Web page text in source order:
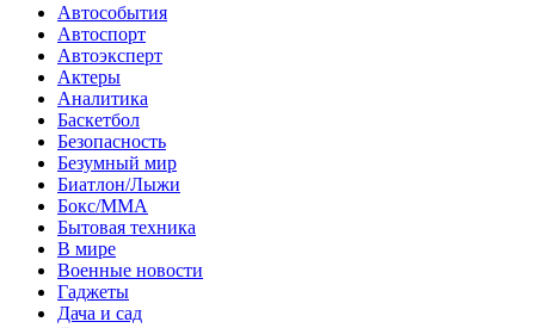
Автособытия
Автоспорт
Автоэксперт
Актеры
Аналитика
Баскетбол
Безопасность
Безумный мир
Биатлон/Лыжи
Бокс/MMA
Бытовая техника
В мире
Военные новости
Гаджеты
Дача и сад